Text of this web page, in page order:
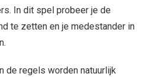
In dit spel probeer je de
te zetten en je medestander in
de regels worden natuurlijk